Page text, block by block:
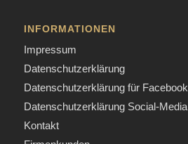
INFORMATIONEN
Impressum
Datenschutzerklärung
Datenschutzerklärung für Facebook
Datenschutzerklärung Social-Media
Kontakt